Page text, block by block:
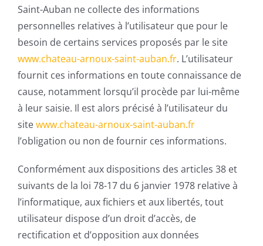
Saint-Auban ne collecte des informations
personnelles relatives à l’utilisateur que pour le
besoin de certains services proposés par le site
www.chateau-arnoux-saint-auban.fr. L’utilisateur
fournit ces informations en toute connaissance de
cause, notamment lorsqu’il procède par lui-même
à leur saisie. Il est alors précisé à l’utilisateur du
sitewww.chateau-arnoux-saint-auban.fr
l’obligation ou non de fournir ces informations.
Conformément aux dispositions des articles 38 et
suivants de la loi 78-17 du 6 janvier 1978 relative à
l’informatique, aux fichiers et aux libertés, tout
utilisateur dispose d’un droit d’accès, de
rectification et d’opposition aux données